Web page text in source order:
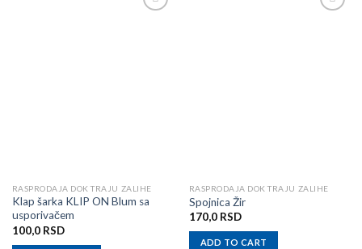
RASPRODAJA DOK TRAJU ZALIHE
Klap šarka KLIP ON Blum sa
usporivačem
100,0 RSD
RASPRODAJA DOK TRAJU ZALIHE
Spojnica Žir
170,0 RSD
ADD TO CART